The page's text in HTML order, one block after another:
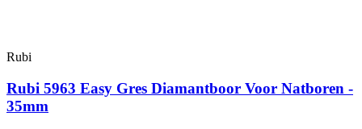
Rubi
Rubi 5963 Easy Gres Diamantboor Voor Natboren -
35mm